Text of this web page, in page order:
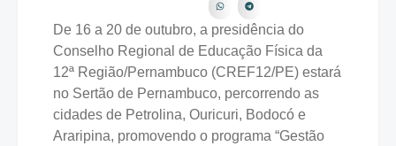
De 16 a 20 de outubro, a presidência do
Conselho Regional de Educação Física da
12ª Região/Pernambuco (CREF12/PE) estará
no Sertão de Pernambuco, percorrendo as
cidades de Petrolina, Ouricuri, Bodocó e
Araripina, promovendo o programa “Gestão